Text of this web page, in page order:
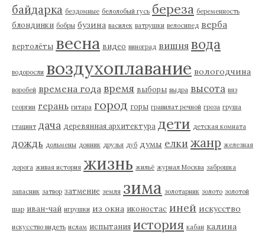
байдарка бездомные белолобый гусь береза беременность
блондинки бобры бузина василек ватрушки велосипед верба
вертолёты весна видео виноград вишня вода
водоросли воздухоплавание вологодчина
воробей времена года время выборы выдра высота вяз
георгин герань гитара город горы гравилат речной гроза груша
гтацинт дача деревянная архитектура дети детская комната
дождь дольмены донник друзья дуб думы елки жанр железная
дорога живая история жизнь жильё журнал Москва заброшка
запасник затвор затмение земля зима золотарник золото золотой
шар иван-чай игрушки из окна иконостас иней искусство
искусство видеть ислам испытания история кабан калина